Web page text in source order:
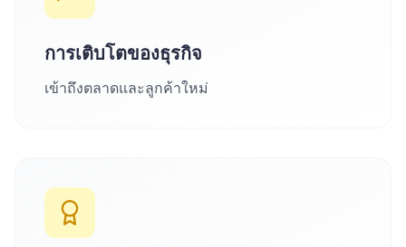
การเติบโตของธุรกิจ
เข้าถึงตลาดและลูกค้าใหม่